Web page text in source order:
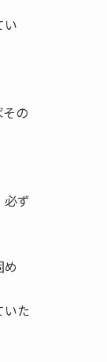
い
の
ず
いた